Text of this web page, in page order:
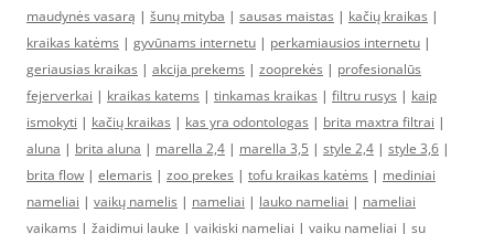
maudynės vasarą | šunų mityba | sausas maistas | kačių kraikas |
kraikas katėms | gyvūnams internetu | perkamiausios internetu |
geriausias kraikas | akcija prekems | zooprekės | profesionalūs
fejerverkai | kraikas katems | tinkamas kraikas | filtru rusys | kaip
ismokyti | kačių kraikas | kas yra odontologas | brita maxtra filtrai |
aluna | brita aluna | marella 2,4 | marella 3,5 | style 2,4 | style 3,6 |
brita flow | elemaris | zoo prekes | tofu kraikas katėms | mediniai
nameliai | vaikų namelis | nameliai | lauko nameliai | nameliai
vaikams | žaidimui lauke | vaikiski nameliai | vaiku nameliai | su